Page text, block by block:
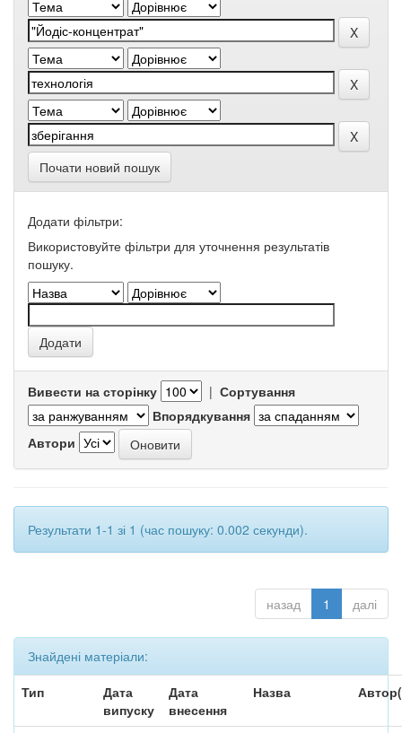
Почати новий пошук
Додати фільтри:
Використовуйте фільтри для уточнення результатів
пошуку.
Вивести на сторінку | Сортування
Впорядкування
Автори
Результати 1-1 зі 1 (час пошуку: 0.002 секунди).
назад 1 далі
Знайдені матеріали:
Тип
Дата
випуску
Дата
внесення
Назва